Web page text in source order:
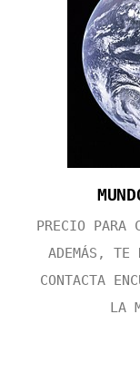
PRECIO PARA
ADEMÁS, TE
CONTACTA
LA